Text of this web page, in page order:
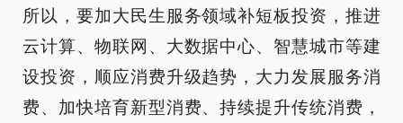
所以，要加大民生服务领域补短板投资，推进
云计算、物联网、大数据中心、智慧城市等建
设投资，顺应消费升级趋势，大力发展服务消
费、加快培育新型消费、持续提升传统消费，